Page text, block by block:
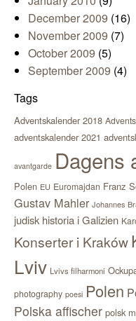
December 2009 (16)
November 2009 (7)
October 2009 (5)
September 2009 (4)
Tags
Adventskalender 2018
adventskalender 2021
avantgarde Dagens
Polen EU Euromajdan Franz
Gustav Mahler Johannes
judisk historia i Galizien
Konserter i Kraków
Lviv Lvivs filharmoni
photography poesi Polen
Polska affischer polsk